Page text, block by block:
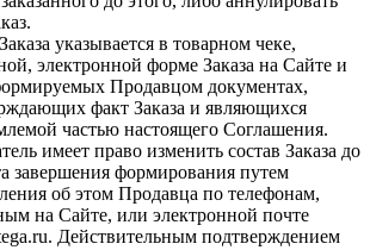
указывается в товарном чеке,
электронной форме Заказа на Сайте и
Продавцом документах,
факт Заказа и являющихся
частью настоящего Соглашения.
имеет право изменить состав Заказа до
завершения формирования путем
об этом Продавца по телефонам,
на Сайте, или электронной почте
Действительным подтверждением